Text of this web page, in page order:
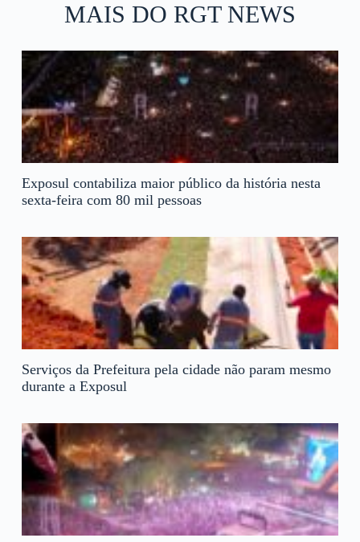
MAIS DO RGT NEWS
Exposul contabiliza maior público da história nesta
sexta-feira com 80 mil pessoas
Serviços da Prefeitura pela cidade não param mesmo
durante a Exposul